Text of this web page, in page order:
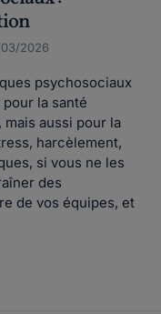
2026
psychosociaux
la santé
aussi pour la
harcèlement,
si vous ne les
des
de vos équipes, et